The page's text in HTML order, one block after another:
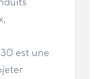
est une